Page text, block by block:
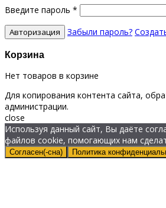
Введите пароль *
Забыли пароль?
Корзина
Нет товаров в корзине
Для копирования контента сайта,
администрации.
close
Используя данный сайт, Вы даёте
файлов cookie, помогающих нам
Согласен(-сна) Политика